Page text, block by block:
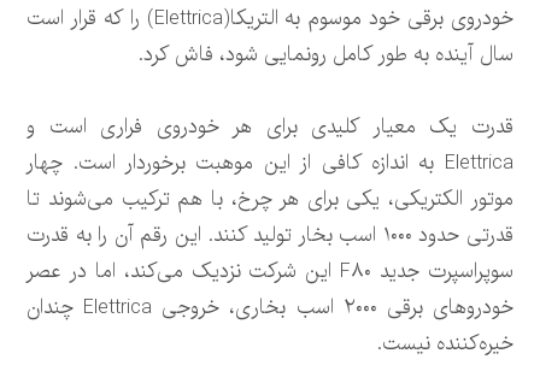
خودروی برقی خود موسوم به التریکا(Elettrica) را که قرار است
سال آینده به طور کامل رونمایی شود، فاش کرد.
قدرت یک معیار کلیدی برای هر خودروی فراری است و
Elettrica به اندازه کافی از این موهبت برخوردار است. چهار
موتور الکتریکی، یکی برای هر چرخ، با هم ترکیب می‌شوند تا
قدرتی حدود ۱۰۰۰ اسب بخار تولید کنند. این رقم آن را به قدرت
سوپراسپرت جدید F۸۰ این شرکت نزدیک می‌کند، اما در عصر
خودروهای برقی ۲۰۰۰ اسب بخاری، خروجی Elettrica چندان
خیره‌کننده نیست.